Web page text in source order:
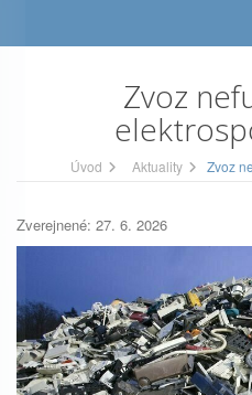
Zvoz
Úvod Aktuality Zvoz
Zverejnené: 27. 6. 2026